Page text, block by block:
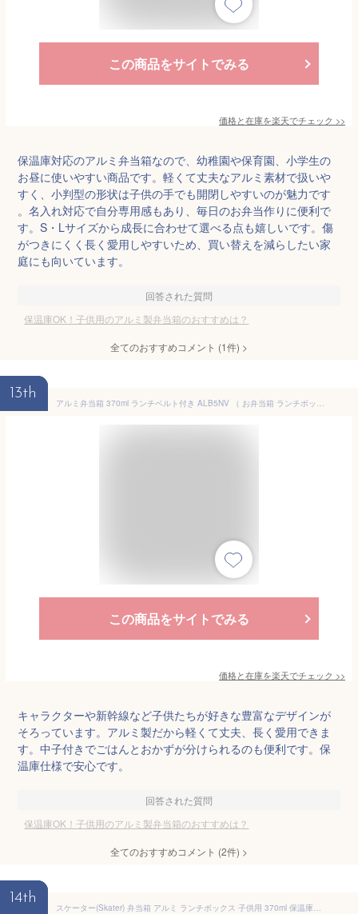
この商品をサイトでみる
価格と在庫を楽天でチェック >>
保温庫対応のアルミ弁当箱なので、幼稚園や保育園、小学生の
お昼に使いやすい商品です。軽くて丈夫なアルミ素材で扱いや
すく、小判型の形状は子供の手でも開閉しやすいのが魅力です
。名入れ対応で自分専用感もあり、毎日のお弁当作りに便利で
す。S・Lサイズから成長に合わせて選べる点も嬉しいです。傷
がつきにくく長く愛用しやすいため、買い替えを減らしたい家
庭にも向いています。
回答された質問
保温庫OK！子供用のアルミ製弁当箱のおすすめは？
全てのおすすめコメント (1件) >
13th
アルミ弁当箱 370ml ランチベルト付き ALB5NV （ お弁当箱 ランチボックス 一段 保温庫対応 子供 日本製 保温庫 OK お弁当 弁当 幼稚園 保育園 中子付き キッズ ）【39ショップ】
この商品をサイトでみる
価格と在庫を楽天でチェック >>
キャラクターや新幹線など子供たちが好きな豊富なデザインが
そろっています。アルミ製だから軽くて丈夫、長く愛用できま
す。中子付きでごはんとおかずが分けられるのも便利です。保
温庫仕様で安心です。
回答された質問
保温庫OK！子供用のアルミ製弁当箱のおすすめは？
全てのおすすめコメント (2件) >
14th
スケーター(Skater) 弁当箱 アルミ ランチボックス 子供用 370ml 保温庫対応 ランチベルト付 日本製 おさるのジョージ ZOO ALB5NV-A